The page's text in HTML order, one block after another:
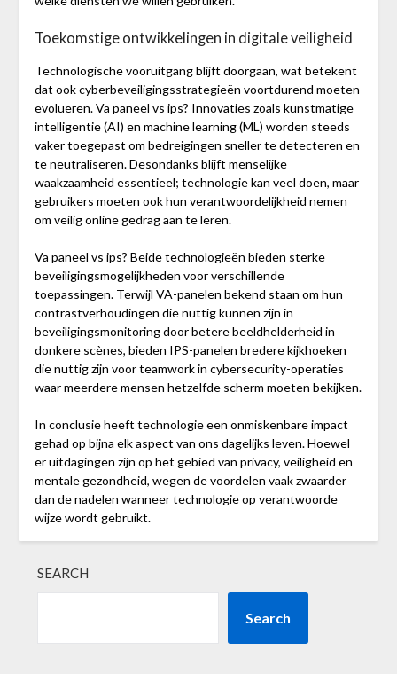
Toekomstige ontwikkelingen in digitale veiligheid
Technologische vooruitgang blijft doorgaan, wat betekent
dat ook cyberbeveiligingsstrategieën voortdurend moeten
evolueren.Va paneel vs ips? Innovaties zoals kunstmatige
intelligentie (AI) en machine learning (ML) worden steeds
vaker toegepast om bedreigingen sneller te detecteren en
te neutraliseren. Desondanks blijft menselijke
waakzaamheid essentieel; technologie kan veel doen, maar
gebruikers moeten ook hun verantwoordelijkheid nemen
om veilig online gedrag aan te leren.
Va paneel vs ips? Beide technologieën bieden sterke
beveiligingsmogelijkheden voor verschillende
toepassingen. Terwijl VA-panelen bekend staan om hun
contrastverhoudingen die nuttig kunnen zijn in
beveiligingsmonitoring door betere beeldhelderheid in
donkere scènes, bieden IPS-panelen bredere kijkhoeken
die nuttig zijn voor teamwork in cybersecurity-operaties
waar meerdere mensen hetzelfde scherm moeten bekijken.
In conclusie heeft technologie een onmiskenbare impact
gehad op bijna elk aspect van ons dagelijks leven. Hoewel
er uitdagingen zijn op het gebied van privacy, veiligheid en
mentale gezondheid, wegen de voordelen vaak zwaarder
dan de nadelen wanneer technologie op verantwoorde
wijze wordt gebruikt.
SEARCH
Search